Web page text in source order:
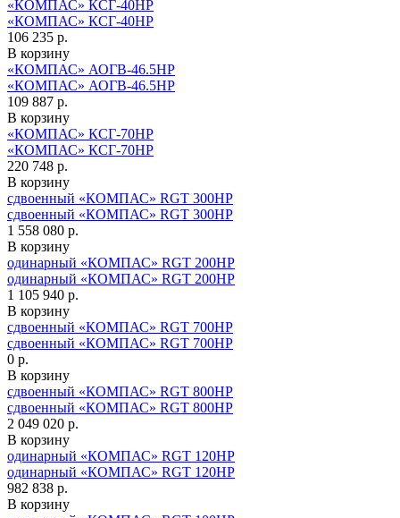
«КОМПАС» КСГ-40НР
«КОМПАС» КСГ-40НР
106 235 р.
В корзину
«КОМПАС» АОГВ-46.5НР
«КОМПАС» АОГВ-46.5НР
109 887 р.
В корзину
«КОМПАС» КСГ-70НР
«КОМПАС» КСГ-70НР
220 748 р.
В корзину
сдвоенный «КОМПАС» RGT 300HP
сдвоенный «КОМПАС» RGT 300HP
1 558 080 р.
В корзину
одинарный «КОМПАС» RGT 200HP
одинарный «КОМПАС» RGT 200HP
1 105 940 р.
В корзину
сдвоенный «КОМПАС» RGT 700HP
сдвоенный «КОМПАС» RGT 700HP
0 р.
В корзину
сдвоенный «КОМПАС» RGT 800HP
сдвоенный «КОМПАС» RGT 800HP
2 049 020 р.
В корзину
одинарный «КОМПАС» RGT 120HP
одинарный «КОМПАС» RGT 120HP
982 838 р.
В корзину